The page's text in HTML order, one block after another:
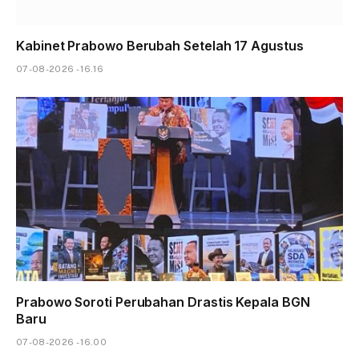
Kabinet Prabowo Berubah Setelah 17 Agustus
07-08-2026 - 16.16
Prabowo Soroti Perubahan Drastis Kepala BGN
Baru
07-08-2026 - 16.00